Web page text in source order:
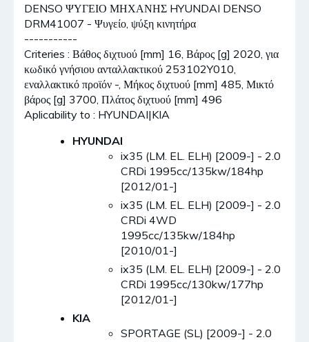
DENSO ΨΥΓΕΙΟ ΜΗΧΑΝΗΣ HYUNDAI DENSO
DRM41007 - Ψυγείο, ψύξη κινητήρα
-----------
Criteries : Βάθος διχτυού [mm] 16, Βάρος [g] 2020, για
κωδικό γνήσιου ανταλλακτικού 253102Y010,
εναλλακτικό προϊόν -, Μήκος διχτυού [mm] 485, Μικτό
βάρος [g] 3700, Πλάτος διχτυού [mm] 496
Aplicability to : HYUNDAI|KIA
HYUNDAI
ix35 (LM. EL. ELH) [2009-] - 2.0
CRDi 1995cc/135kw/184hp
[2012/01-]
ix35 (LM. EL. ELH) [2009-] - 2.0
CRDi 4WD
1995cc/135kw/184hp
[2010/01-]
ix35 (LM. EL. ELH) [2009-] - 2.0
CRDi 1995cc/130kw/177hp
[2012/01-]
KIA
SPORTAGE (SL) [2009-] - 2.0